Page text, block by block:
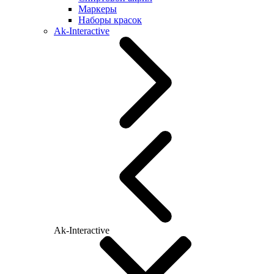
Маркеры
Наборы красок
Ak-Interactive
Ak-Interactive